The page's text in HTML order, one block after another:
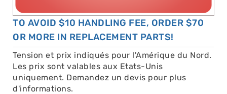
TO AVOID $10 HANDLING FEE, ORDER $70
OR MORE IN REPLACEMENT PARTS!
Tension et prix indiqués pour l'Amérique du Nord.
Les prix sont valables aux Etats-Unis
uniquement. Demandez un devis pour plus
d'informations.